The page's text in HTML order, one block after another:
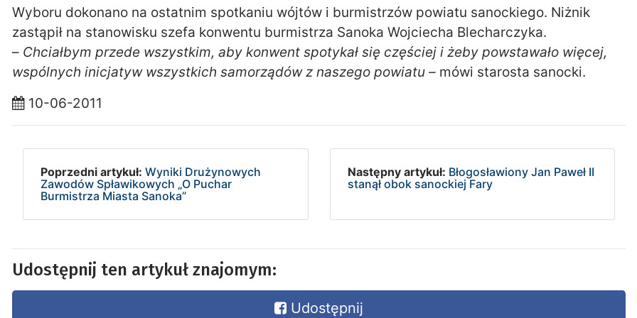
Wyboru dokonano na ostatnim spotkaniu wójtów i burmistrzów powiatu sanockiego. Niżnik
zastąpił na stanowisku szefa konwentu burmistrza Sanoka Wojciecha Blecharczyka.
– Chciałbym przede wszystkim, aby konwent spotykał się częściej i żeby powstawało więcej,
wspólnych inicjatyw wszystkich samorządów z naszego powiatu – mówi starosta sanocki.
10-06-2011
Poprzedni artykuł: Wyniki Drużynowych
Zawodów Spławikowych „O Puchar
Burmistrza Miasta Sanoka”
Następny artykuł: Błogosławiony Jan Paweł II
stanął obok sanockiej Fary
Udostępnij ten artykuł znajomym:
Udostępnij